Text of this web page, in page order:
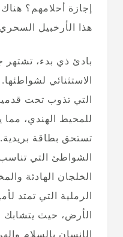
إجازة أحلامهم؟
هذا الأرخبيل
بادئ ذي بدء،
الاستثنائي
التي تذوب تحت
للمحيط الهندي، مما
تستحق بطاقة
الشواطئ التي
الخلجان الهادئة
الرملية التي تمتد
الأرض، حيث يتشابك
الإنسان بالسلام